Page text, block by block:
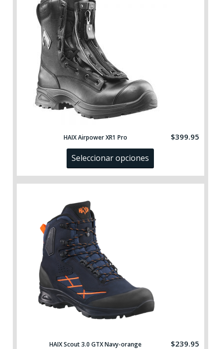
HAIX Airpower XR1 Pro $399.95
Seleccionar opciones
HAIX Scout 3.0 GTX Navy-orange $239.95